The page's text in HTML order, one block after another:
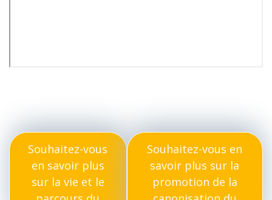
Souhaitez-vous
en savoir plus
sur la vie et le
Souhaitez-vous en
savoir plus sur la
promotion de la